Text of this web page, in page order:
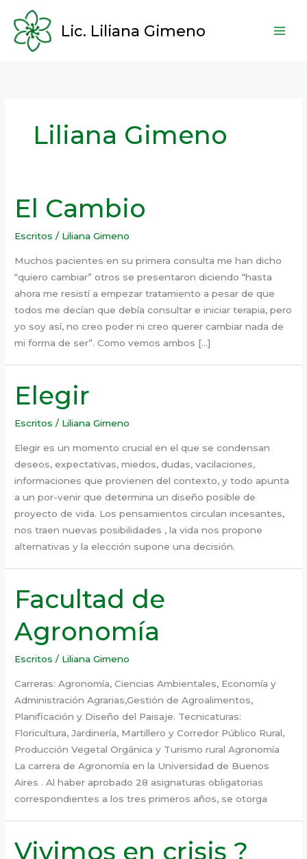
contenido
Lic. Liliana Gimeno
Liliana Gimeno
El Cambio
Escritos / Liliana Gimeno
Muchos pacientes en su primera consulta me han dicho
“quiero cambiar” otros se presentaron diciendo “hasta
ahora me resistí a empezar tratamiento a pesar de que
todos me decían que debía consultar e iniciar terapia, pero
yo soy así, no creo poder ni creo querer cambiar nada de
mi forma de ser”. Como vemos ambos […]
Elegir
Escritos / Liliana Gimeno
Elegir es un momento crucial en el que se condensan
deseos, expectativas, miedos, dudas, vacilaciones,
informaciones que provienen del contexto, y todo apunta
a un por-venir que determina un diseño posible de
proyecto de vida. Los pensamientos circulan incesantes,
nos traen nuevas posibilidades , la vida nos propone
alternativas y la elección supone una decisión.
Facultad de
Agronomía
Escritos / Liliana Gimeno
Carreras: Agronomía, Ciencias Ambientales, Economía y
Administración Agrarias,Gestión de Agroalimentos,
Planificación y Diseño del Paisaje. Tecnicaturas:
Floricultura, Jardinería, Martillero y Corredor Público Rural,
Producción Vegetal Orgánica y Turismo rural Agronomía
La carrera de Agronomía en la Universidad de Buenos
Aires . Al haber aprobado 28 asignaturas obligatorias
correspondientes a los tres primeros años, se otorga
Vivimos en crisis ?